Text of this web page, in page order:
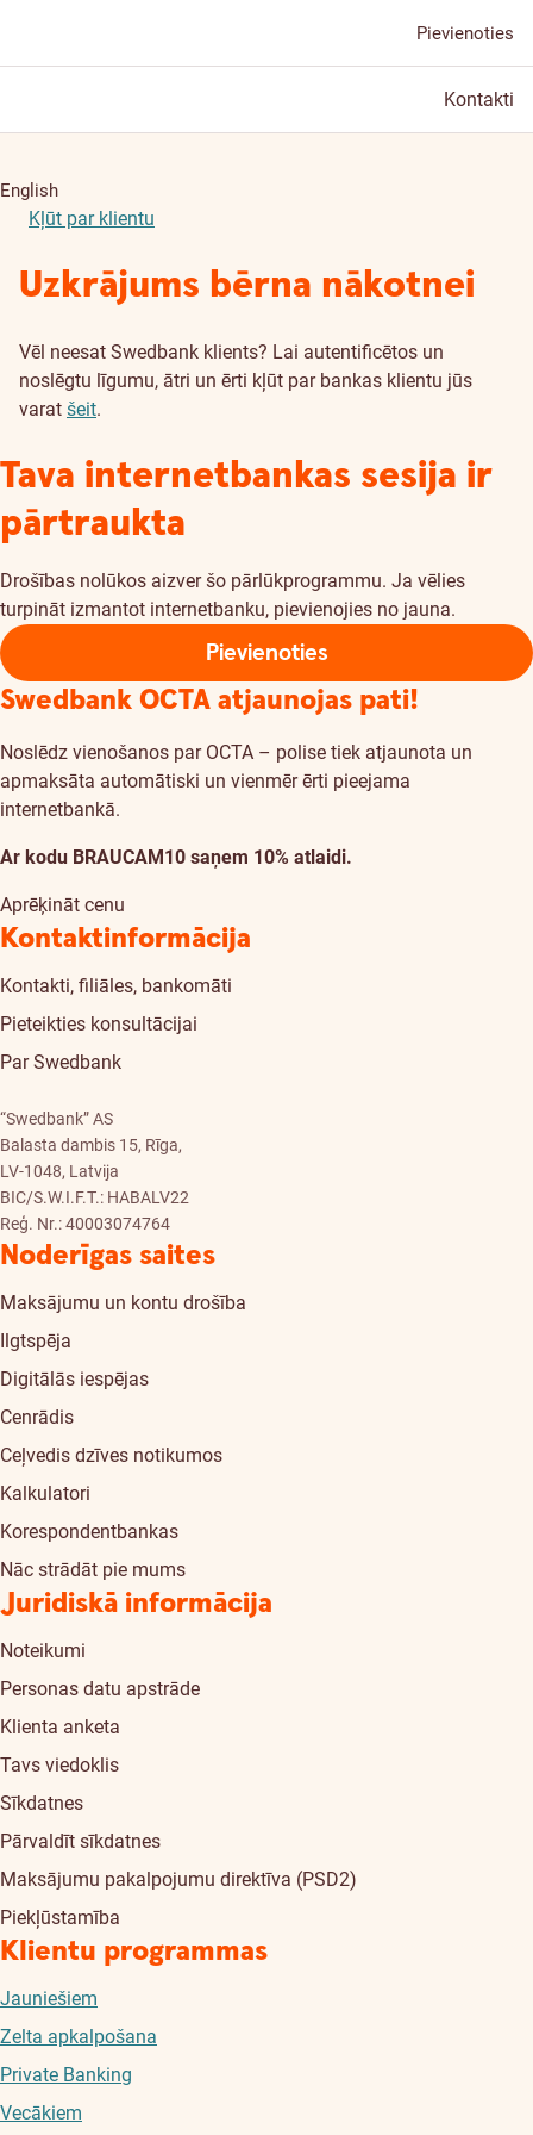
Pievienoties
Kontakti
English
Kļūt par klientu
Uzkrājums bērna nākotnei
Vēl neesat Swedbank klients? Lai autentificētos un
noslēgtu līgumu, ātri un ērti kļūt par bankas klientu jūs
varat šeit.
Tava internetbankas sesija ir
pārtraukta
Drošības nolūkos aizver šo pārlūkprogrammu. Ja vēlies
turpināt izmantot internetbanku, pievienojies no jauna.
Pievienoties
Swedbank OCTA atjaunojas pati!
Noslēdz vienošanos par OCTA – polise tiek atjaunota un
apmaksāta automātiski un vienmēr ērti pieejama
internetbankā.
Ar kodu BRAUCAM10 saņem 10% atlaidi.
Aprēķināt cenu
Kontaktinformācija
Kontakti, filiāles, bankomāti
Pieteikties konsultācijai
Par Swedbank
“Swedbank” AS
Balasta dambis 15, Rīga,
LV-1048, Latvija
BIC/S.W.I.F.T.: HABALV22
Reģ. Nr.: 40003074764
Noderīgas saites
Maksājumu un kontu drošība
Ilgtspēja
Digitālās iespējas
Cenrādis
Ceļvedis dzīves notikumos
Kalkulatori
Korespondentbankas
Nāc strādāt pie mums
Juridiskā informācija
Noteikumi
Personas datu apstrāde
Klienta anketa
Tavs viedoklis
Sīkdatnes
Pārvaldīt sīkdatnes
Maksājumu pakalpojumu direktīva (PSD2)
Piekļūstamība
Klientu programmas
Jauniešiem
Zelta apkalpošana
Private Banking
Vecākiem